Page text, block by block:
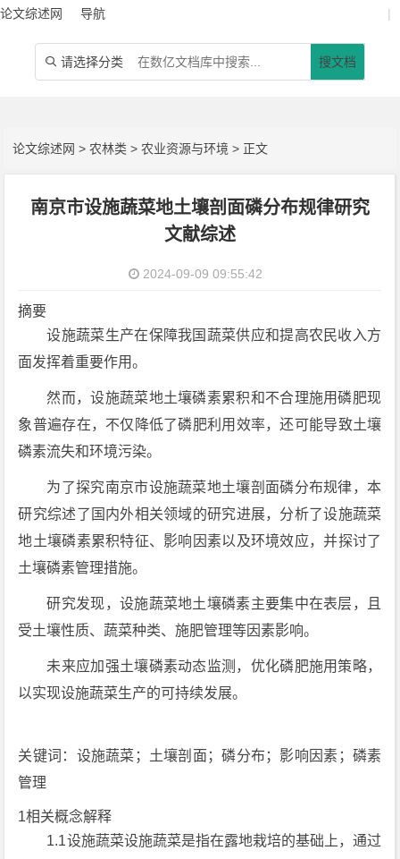
论文综述网 导航 |
 请选择分类 搜文档
论文综述网 >农林类 >农业资源与环境 > 正文
南京市设施蔬菜地土壤剖面磷分布规律研究
文献综述
2024-09-09 09:55:42
摘要
设施蔬菜生产在保障我国蔬菜供应和提高农民收入方
面发挥着重要作用。
然而，设施蔬菜地土壤磷素累积和不合理施用磷肥现
象普遍存在，不仅降低了磷肥利用效率，还可能导致土壤
磷素流失和环境污染。
为了探究南京市设施蔬菜地土壤剖面磷分布规律，本
研究综述了国内外相关领域的研究进展，分析了设施蔬菜
地土壤磷素累积特征、影响因素以及环境效应，并探讨了
土壤磷素管理措施。
研究发现，设施蔬菜地土壤磷素主要集中在表层，且
受土壤性质、蔬菜种类、施肥管理等因素影响。
未来应加强土壤磷素动态监测，优化磷肥施用策略，
以实现设施蔬菜生产的可持续发展。
关键词：设施蔬菜；土壤剖面；磷分布；影响因素；磷素
管理
1相关概念解释
1.1设施蔬菜设施蔬菜是指在露地栽培的基础上，通过